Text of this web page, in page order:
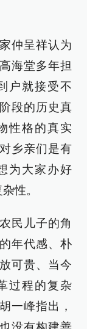
仲呈祥认为
海堂多年担
户就接受不
段的历史真
性格的真实
乡亲们是有
为大家办好
性。
民儿子的角
年代感、朴
可贵、当今
过程的复杂
一峰指出，